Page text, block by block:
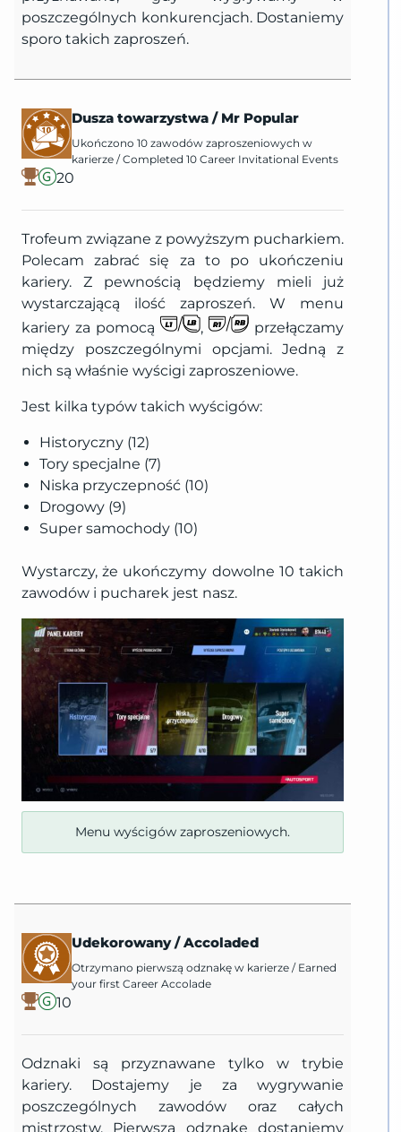
poszczególnych konkurencjach. Dostaniemy
sporo takich zaproszeń.
20
Dusza towarzystwa / Mr Popular
Ukończono 10 zawodów zaproszeniowych w
karierze /Completed 10 Career Invitational Events
Trofeum związane z powyższym pucharkiem.
Polecam zabrać się za to po ukończeniu
kariery. Z pewnością będziemy mieli już
wystarczającą ilość zaproszeń. W menu
kariery za pomocą
,
przełączamy
między poszczególnymi opcjami. Jedną z
nich są właśnie wyścigi zaproszeniowe.
Jest kilka typów takich wyścigów:
Historyczny (12)
Tory specjalne (7)
Niska przyczepność (10)
Drogowy (9)
Super samochody (10)
Wystarczy, że ukończymy dowolne 10 takich
zawodów i pucharek jest nasz.
Menu wyścigów zaproszeniowych.
10
Udekorowany/Accoladed
Otrzymano pierwszą odznakę w karierze / Earned
your first Career Accolade
Odznaki są przyznawane tylko w trybie
kariery. Dostajemy je za wygrywanie
poszczególnych zawodów oraz całych
mistrzostw. Pierwszą odznakę dostaniemy